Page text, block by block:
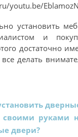
youtu.be/
установить
и
достаточно
делать
своими руками
двери?